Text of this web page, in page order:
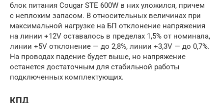
блок питания Cougar STE 600W в них уложился, причем
с неплохим запасом. В относительных величинах при
максимальной нагрузке на БП отклонение напряжения
на линии +12V оставалось в пределах 1,5% от номинала,
линии +5V отклонение — до 2,8%, линии +3,3V — до 0,7%.
На проводах падение будет выше, но напряжение
останется достаточным для стабильной работы
подключенных комплектующих.
КПД